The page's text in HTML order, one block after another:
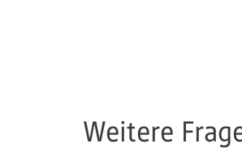
Weitere